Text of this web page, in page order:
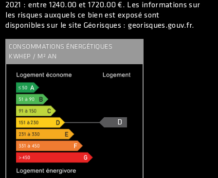
2021 : entre 1240.00 et 1720.00 €. Les informations sur
les risques auxquels ce bien est exposé sont
disponibles sur le site Géorisques : georisques.gouv.fr.
CONSOMMATIONS ÉNERGÉTIQUES
KWHEP / M² AN
D